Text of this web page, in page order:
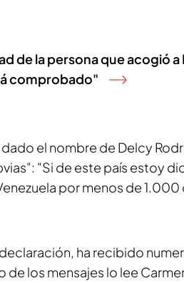
de la persona que acogió a
comprobado"
el nombre de Delcy
"Si de este país estoy
por menos de
ha recibido
de los mensajes lo lee